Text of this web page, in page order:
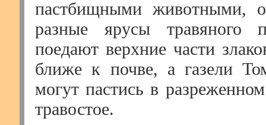
пастбищными животными,
разные ярусы травяного
поедают верхние части
ближе к почве, а газели
могут пастись в
травостое.